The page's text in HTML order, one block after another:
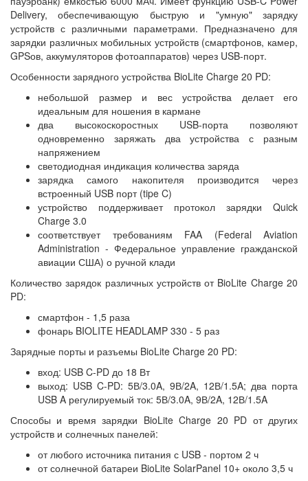
Delivery, обеспечивающую быструю и "умную" зарядку
устройств с различными параметрами. Предназначено для
зарядки различных мобильных устройств (смартфонов, камер,
GPSов, аккумуляторов фотоаппаратов) через USB-порт.
Особенности зарядного устройства BioLite Charge 20 PD:
небольшой размер и вес устройства делает его
идеальным для ношения в кармане
два высокоскоростных USB-порта позволяют
одновременно заряжать два устройства с разным
напряжением
светодиодная индикация количества заряда
зарядка самого накопителя производится через
встроенный USB порт (tipe C)
устройство поддерживает протокол зарядки Quick
Charge 3.0
соответствует требованиям FAA (Federal Aviation
Administration - Федеральное управление гражданской
авиации США) о ручной клади
Количество зарядок различных устройств от BioLite Charge 20
PD:
смартфон - 1,5 раза
фонарь BIOLITE HEADLAMP 330 - 5 раз
Зарядные порты и разъемы BioLite Charge 20 PD:
вход: USB C-PD до 18 Вт
выход: USB C-PD: 5В/3.0A, 9В/2A, 12В/1.5A; два порта
USB A регулируемый ток: 5В/3.0A, 9В/2A, 12В/1.5A
Способы и время зарядки BioLite Charge 20 PD от других
устройств и солнечных панелей:
от любого источника питания с USB - портом 2 ч
от солнечной батареи BioLite SolarPanel 10+ около 3,5 ч